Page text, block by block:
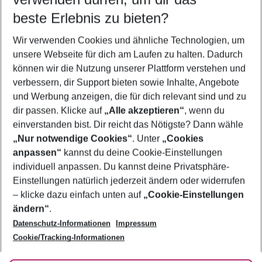
5-8 Nächte
2 Erwachsene Keine Kinder
Mehr Filter anzeigen
Footer
Footer navigation
Über uns
AGB
Bestpreisgarantie
Cookie-Einstellungen ändern
Cookie-Richtlinie
Agenturbetreuung
Barrierefreies Reisen
Folge uns
beste Erlebnis zu bieten?
Wir verwenden Cookies und ähnliche Technologien, um
unsere Webseite für dich am Laufen zu halten. Dadurch
können wir die Nutzung unserer Plattform verstehen und
verbessern, dir Support bieten sowie Inhalte, Angebote
und Werbung anzeigen, die für dich relevant sind und zu
dir passen. Klicke auf „Alle akzeptieren“, wenn du
einverstanden bist. Dir reicht das Nötigste? Dann wähle
„Nur notwendige Cookies“. Unter „Cookies
anpassen“ kannst du deine Cookie-Einstellungen
individuell anpassen. Du kannst deine Privatsphäre-
Einstellungen natürlich jederzeit ändern oder widerrufen
– klicke dazu einfach unten auf „Cookie-Einstellungen
ändern“.
Datenschutz-Informationen
Impressum
Cookie/Tracking-Informationen